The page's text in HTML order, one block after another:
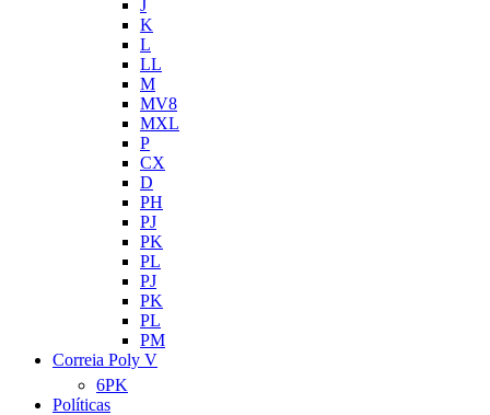
J
K
L
LL
M
MV8
MXL
P
CX
D
PH
PJ
PK
PL
PJ
PK
PL
PM
Correia Poly V
6PK
Políticas